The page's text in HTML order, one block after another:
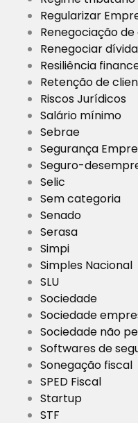
Regularizar
Renegociação
Renegociar dívida
Resiliência
Retenção de
Riscos Jurídicos
Salário mínimo
Sebrae
Segurança
Seguro-
Selic
Sem categoria
Senado
Serasa
Simpi
Simples Nacional
SLU
Sociedade
Sociedade
Sociedade não
Softwares de
Sonegação fiscal
SPED Fiscal
Startup
STF